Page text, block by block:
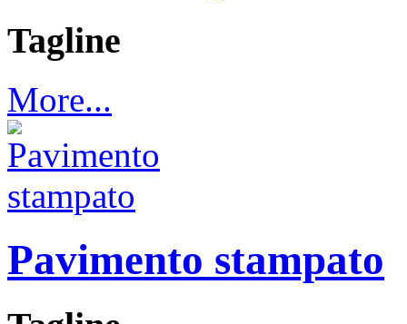
Tagline
More...
Pavimento stampato